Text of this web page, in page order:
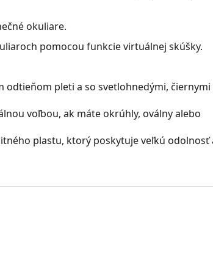
okuliare.
pomocou funkcie virtuálnej skúšky.
odtieňom pleti a so svetlohnedými, čiernymi
voľbou, ak máte okrúhly, oválny alebo
plastu, ktorý poskytuje veľkú odolnosť
a sú skvelá pre oči, pretože neovplyvňujú
prasknutiu.